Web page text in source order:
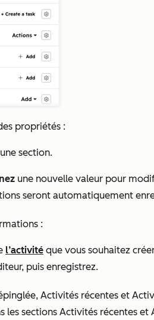
propriétés :
section.
une nouvelle valeur pour
seront automatiquement
:
l’activité que vous souhaitez
puis enregistrez.
, Activités récentes et
les sections Activités récentes et